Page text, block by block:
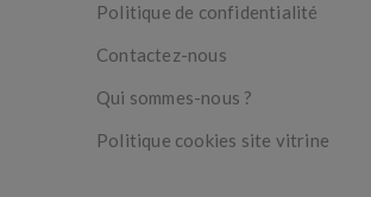
Politique de confidentialité
Contactez-nous
Qui sommes-nous ?
Politique cookies site vitrine